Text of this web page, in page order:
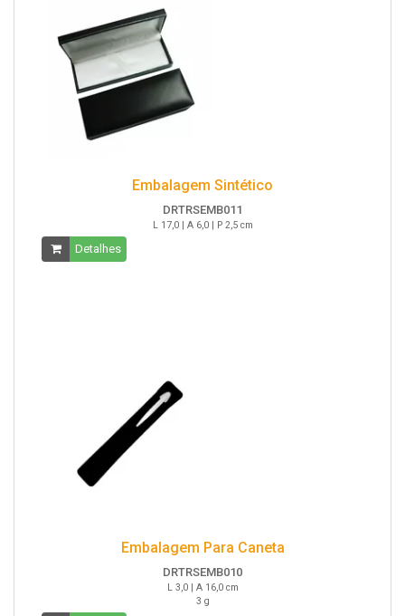
Embalagem Sintético
DRTRSEMB011
L 17,0 | A 6,0 | P 2,5 cm
Detalhes
Embalagem Para Caneta
DRTRSEMB010
L 3,0 | A 16,0 cm
3 g